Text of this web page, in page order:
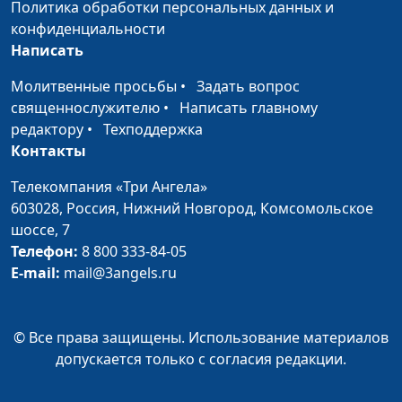
Что я получаю в общении с Богом?
Что ждёт от нас Бог?
Антон
Бойков
Что такое «личные отношения с
Богом»?
Важнейшая тема в христианстве. Ты
и Бог
Политика обработки персональных данных и
конфиденциальности
Написать
Молитвенные просьбы • Задать вопрос
священнослужителю • Написать главному
редактору • Техподдержка
Контакты
Телекомпания «Три Ангела»
603028, Россия, Нижний Новгород, Комсомольское
шоссе, 7
Телефон: 8 800 333-84-05
E-mail: mail@3angels.ru
© Все права защищены. Использование материалов
допускается только с согласия редакции.